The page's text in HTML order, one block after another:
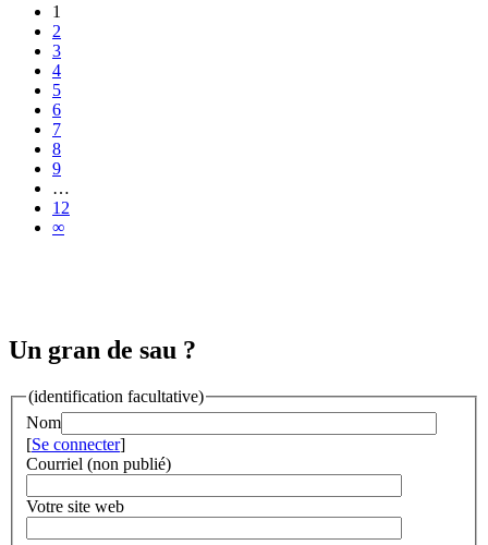
1
2
3
4
5
6
7
8
9
…
12
∞
Un gran de sau ?
(identification facultative)
Nom
[Se connecter]
Courriel (non publié)
Votre site web